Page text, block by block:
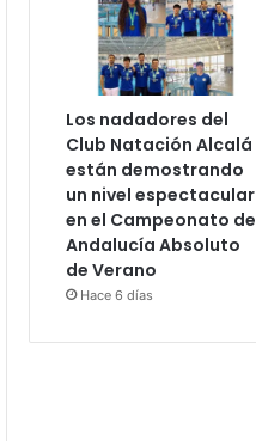
Los nadadores del
Club Natación Alcalá
están demostrando
un nivel espectacular
en el Campeonato de
Andalucía Absoluto
de Verano
Hace 6 días